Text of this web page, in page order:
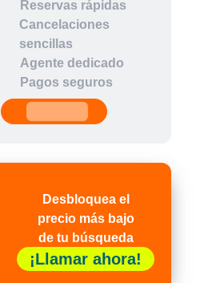
Reservas rápidas
Cancelaciones
sencillas
Agente dedicado
Pagos seguros
Desbloquea el
precio más bajo
de tu búsqueda
¡Llamar ahora!